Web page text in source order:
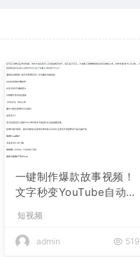
一键制作爆款故事视频！
文字秒变YouTube自动发
短视频
admin 519